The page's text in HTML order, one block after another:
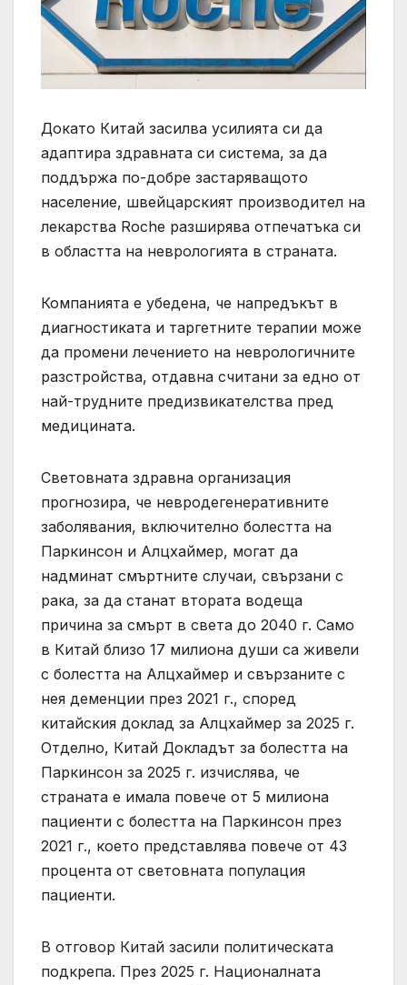
Докато Китай засилва усилията си да
адаптира здравната си система, за да
поддържа по-добре застаряващото
население, швейцарският производител на
лекарства Roche разширява отпечатъка си
в областта на неврологията в страната.
Компанията е убедена, че напредъкът в
диагностиката и таргетните терапии може
да промени лечението на неврологичните
разстройства, отдавна считани за едно от
най-трудните предизвикателства пред
медицината.
Световната здравна организация
прогнозира, че невродегенеративните
заболявания, включително болестта на
Паркинсон и Алцхаймер, могат да
надминат смъртните случаи, свързани с
рака, за да станат втората водеща
причина за смърт в света до 2040 г. Само
в Китай близо 17 милиона души са живели
с болестта на Алцхаймер и свързаните с
нея деменции през 2021 г., според
китайския доклад за Алцхаймер за 2025 г.
Отделно, Китай Докладът за болестта на
Паркинсон за 2025 г. изчислява, че
страната е имала повече от 5 милиона
пациенти с болестта на Паркинсон през
2021 г., което представлява повече от 43
процента от световната популация
пациенти.
В отговор Китай засили политическата
подкрепа. През 2025 г. Националната